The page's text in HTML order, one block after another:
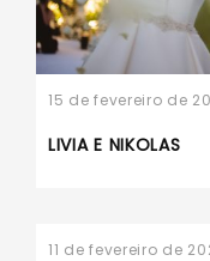
15 de fevereiro de
LIVIA E NIKOLAS
11 de fevereiro de